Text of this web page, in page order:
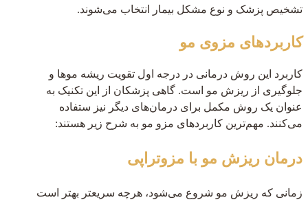
تشخیص پزشک و نوع مشکل بیمار انتخاب می‌شوند.
کاربردهای مزوی مو
کاربرد این روش درمانی در درجه اول تقویت ریشه موها و
جلوگیری از ریزش مو است. گاهی پزشکان از این تکنیک به
عنوان یک روش مکمل برای درمان‌های دیگر نیز ستفاده
می‌کنند. مهم‌ترین کاربردهای مزو مو به شرح زیر هستند:
درمان ریزش مو با مزوتراپی
زمانی که ریزش مو شروع می‌شود، هرچه سریعتر بهتر است